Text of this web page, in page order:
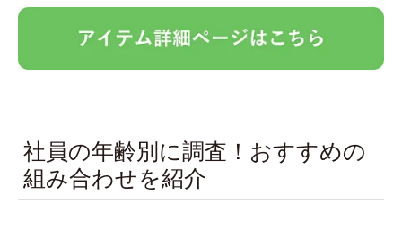
社員の年齢別に調査！おすすめの
組み合わせを紹介